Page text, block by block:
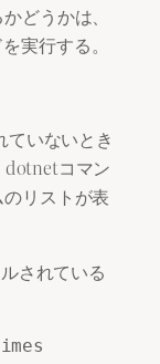
どうかは、
実行する。
ていないとき
コマン
リストが表
されている